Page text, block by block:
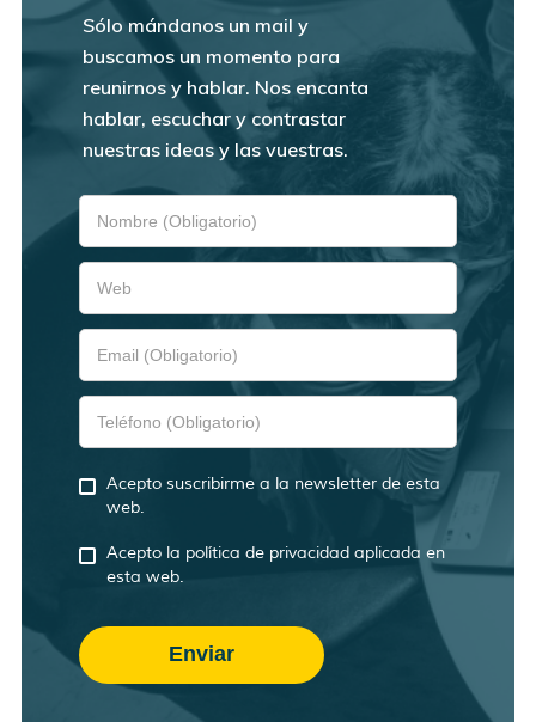
Sólo mándanos un mail y
buscamos un momento para
reunirnos y hablar. Nos encanta
hablar, escuchar y contrastar
nuestras ideas y las vuestras.
Acepto suscribirme a la newsletter de esta
web.
Acepto la política de privacidad aplicada en
esta web.